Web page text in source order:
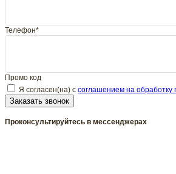
Телефон*
Промо код
Я согласен(на) с соглашением на
Заказать звонок
Проконсультируйтесь в мессенджерах